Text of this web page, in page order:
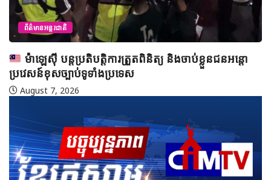
អន្តរជាតិ
ស៊ី បន្តប្រតិបត្តិការត្រួតពិនិត្យ និងចាប់ខ្លួនជនអន្តោ
ខុសច្បាប់ទូទាំងប្រទេស
7, 2026